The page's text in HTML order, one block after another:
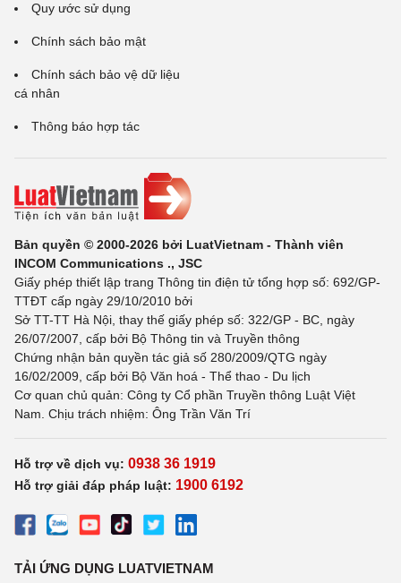
Quy ước sử dụng
Chính sách bảo mật
Chính sách bảo vệ dữ liệu
cá nhân
Thông báo hợp tác
Bản quyền © 2000-2026 bởi LuatVietnam - Thành viên
INCOM Communications ., JSC
Giấy phép thiết lập trang Thông tin điện tử tổng hợp số: 692/GP-
TTĐT cấp ngày 29/10/2010 bởi
Sở TT-TT Hà Nội, thay thế giấy phép số: 322/GP - BC, ngày
26/07/2007, cấp bởi Bộ Thông tin và Truyền thông
Chứng nhận bản quyền tác giả số 280/2009/QTG ngày
16/02/2009, cấp bởi Bộ Văn hoá - Thể thao - Du lịch
Cơ quan chủ quản: Công ty Cổ phần Truyền thông Luật Việt
Nam. Chịu trách nhiệm: Ông Trần Văn Trí
Hỗ trợ về dịch vụ: 0938 36 1919
Hỗ trợ giải đáp pháp luật: 1900 6192
TẢI ỨNG DỤNG LUATVIETNAM